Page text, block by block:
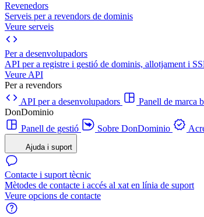
Revenedors
Serveis per a revendors de dominis
Veure serveis
Per a desenvolupadors
API per a registre i gestió de dominis, allotjament i
Veure API
Per a revendors
API per a desenvolupadors
Panell de marca
DonDominio
Panell de gestió
Sobre DonDominio
Ajuda i suport
Contacte i suport tècnic
Mètodes de contacte i accés al xat en línia de suport
Veure opcions de contacte